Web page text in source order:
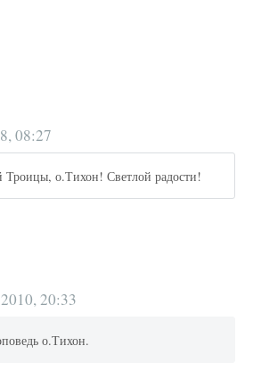
08:27
Троицы, о.Тихон! Светлой радости!
20:33
о.Тихон.